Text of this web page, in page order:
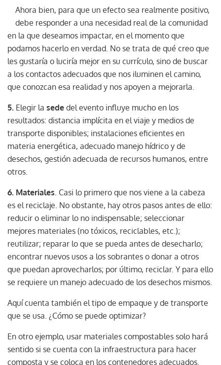
Ahora bien, para que un efecto sea realmente positivo,
debe responder a una necesidad real de la comunidad
en la que deseamos impactar, en el momento que
podamos hacerlo en verdad. No se trata de qué creo que
les gustaría o luciría mejor en su currículo, sino de buscar
a los contactos adecuados que nos iluminen el camino,
que conozcan esa realidad y nos apoyen a mejorarla.
5. Elegir la sede del evento influye mucho en los
resultados: distancia implícita en el viaje y medios de
transporte disponibles; instalaciones eficientes en
materia energética, adecuado manejo hídrico y de
desechos, gestión adecuada de recursos humanos, entre
otros.
6. Materiales. Casi lo primero que nos viene a la cabeza
es el reciclaje. No obstante, hay otros pasos antes de ello:
reducir o eliminar lo no indispensable; seleccionar
mejores materiales (no tóxicos, reciclables, etc.);
reutilizar; reparar lo que se pueda antes de desecharlo;
encontrar nuevos usos a los sobrantes o donar a otros
que puedan aprovecharlos; por último, reciclar. Y para ello
se requiere un manejo adecuado de los desechos mismos.
Aquí cuenta también el tipo de empaque y de transporte
que se usa. ¿Cómo se puede optimizar?
En otro ejemplo, usar materiales compostables solo hará
sentido si se cuenta con la infraestructura para hacer
composta y se coloca en los contenedores adecuados.